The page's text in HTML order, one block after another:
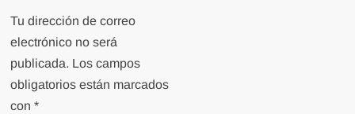
Tu dirección de correo
electrónico no será
publicada. Los campos
obligatorios están marcados
con*